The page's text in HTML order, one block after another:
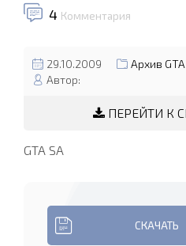
4 Комментария
29.10.2009
Архив
Автор:
ПЕРЕЙТИ К
GTA SA
СКАЧАТЬ